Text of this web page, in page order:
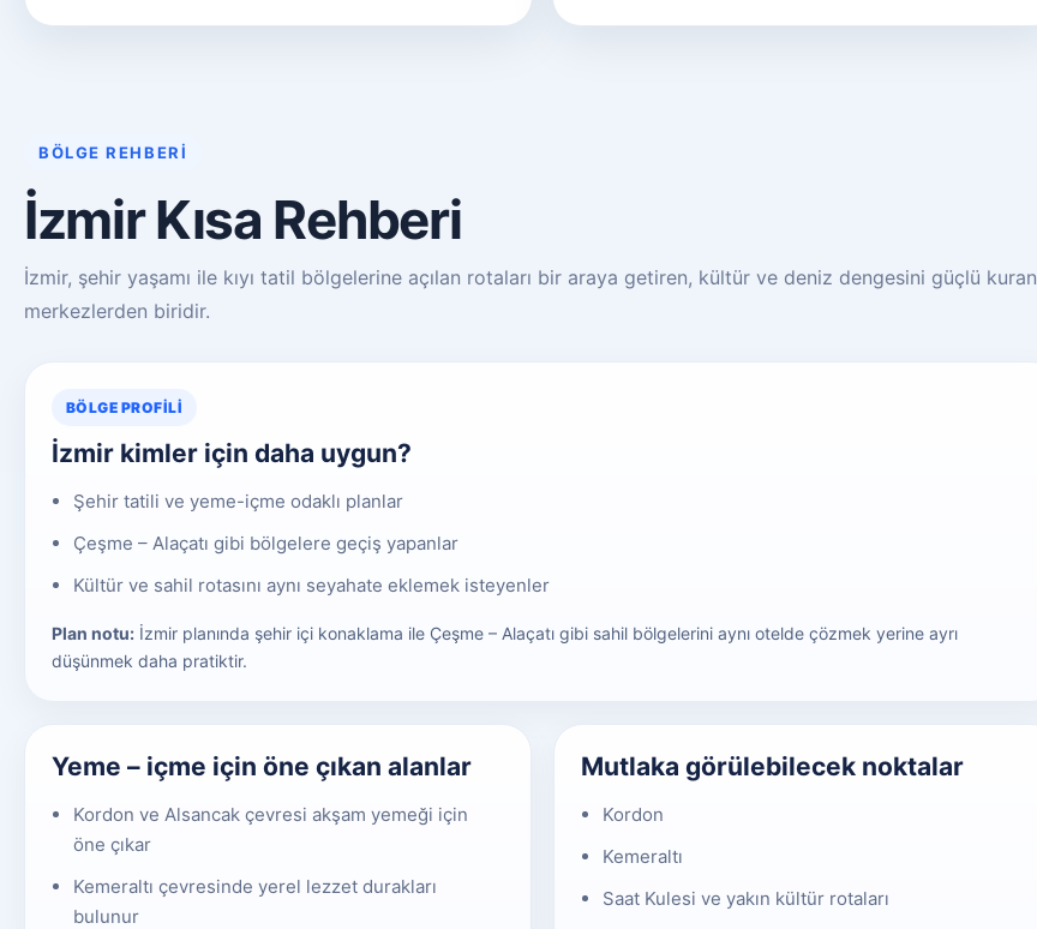
BÖLGE REHBERI
İzmir Kısa Rehberi
İzmir, şehir yaşamı ile kıyı tatil bölgelerine açılan rotaları bir araya getiren, kültür ve deniz dengesini güçlü kuran
merkezlerden biridir.
BÖLGE PROFILI
İzmir kimler için daha uygun?
Şehir tatili ve yeme-içme odaklı planlar
Çeşme – Alaçatı gibi bölgelere geçiş yapanlar
Kültür ve sahil rotasını aynı seyahate eklemek isteyenler
Plan notu: İzmir planında şehir içi konaklama ile Çeşme – Alaçatı gibi sahil bölgelerini aynı otelde çözmek yerine ayrı
düşünmek daha pratiktir.
Yeme – içme için öne çıkan alanlar
Kordon ve Alsancak çevresi akşam yemeği için
öne çıkar
Kemeraltı çevresinde yerel lezzet durakları
bulunur
Mutlaka görülebilecek noktalar
Kordon
Kemeraltı
Saat Kulesi ve yakın kültür rotaları